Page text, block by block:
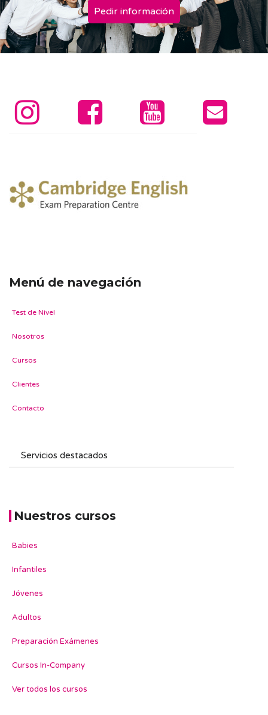
Pedir información
Menú de navegación
Test de Nivel
Nosotros
Cursos
Clientes
Contacto
Nuestros cursos
Babies
Infantiles
Jóvenes
Adultos
Preparación Exámenes
Cursos In-Company
Ver todos los cursos